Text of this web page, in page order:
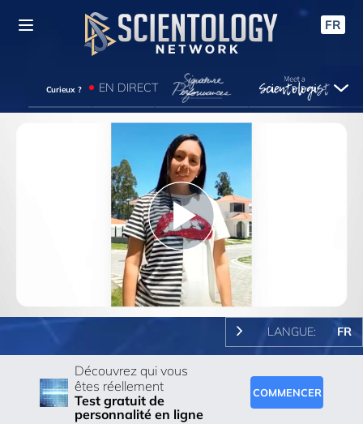
FR
Curieux ? EN DIRECT
Play
Video
LANGUE: FR
Découvrez qui vous
êtes réellement
Test gratuit de
personnalité en ligne
COMMENCER